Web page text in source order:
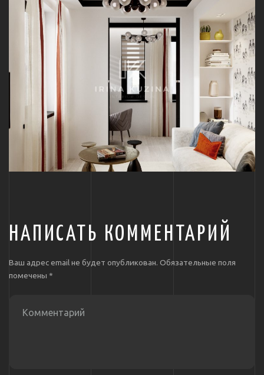
НАПИСАТЬ КОММЕНТАРИЙ
Ваш адрес email не будет опубликован. Обязательные поля
помечены *